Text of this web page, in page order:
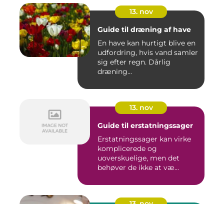
13. nov
Guide til dræning af have
En have kan hurtigt blive en
udfordring, hvis vand samler
sig efter regn. Dårlig
dræning...
13. nov
Guide til erstatningssager
Erstatningssager kan virke
komplicerede og
uoverskuelige, men det
behøver de ikke at væ...